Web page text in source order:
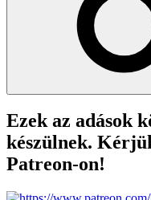
Ezek az adások
készülnek.
Patreon-on!